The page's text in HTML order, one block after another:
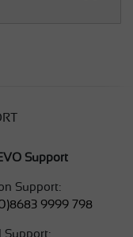
Support
Support:
9999 798
Support: